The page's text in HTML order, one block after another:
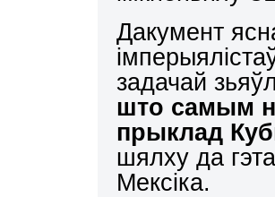
Дакумент
задачай
што самым
прыклад
шялху да
Мексіка.